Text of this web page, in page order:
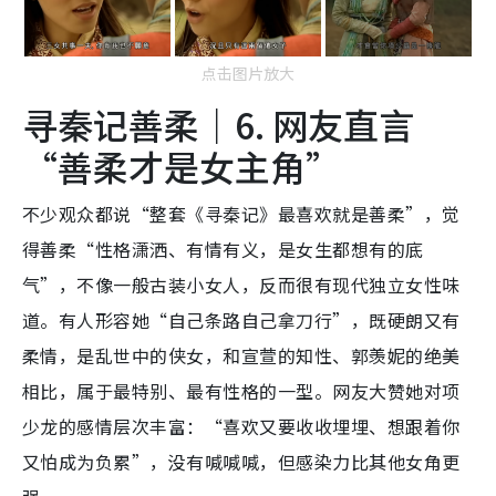
点击图片放大
寻秦记善柔｜6. 网友直言
“善柔才是女主角”
不少观众都说“整套《寻秦记》最喜欢就是善柔”，觉
得善柔“性格潇洒、有情有义，是女生都想有的底
气”，不像一般古装小女人，反而很有现代独立女性味
道。有人形容她“自己条路自己拿刀行”，既硬朗又有
柔情，是乱世中的侠女，和宣萱的知性、郭羡妮的绝美
相比，属于最特别、最有性格的一型。网友大赞她对项
少龙的感情层次丰富：“喜欢又要收收埋埋、想跟着你
又怕成为负累”，没有喊喊喊，但感染力比其他女角更